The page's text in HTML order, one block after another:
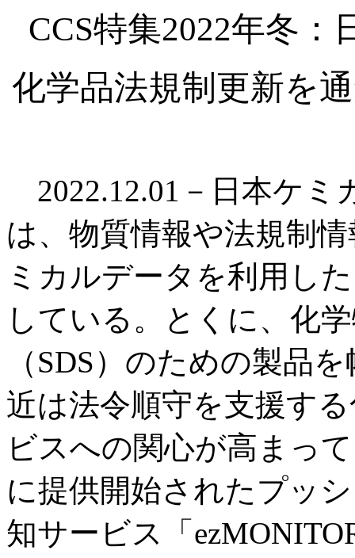
CCS特集2022年冬
化学品法規制更新を
2022.12.01－日本ケミ
は、物質情報や法規制
ミカルデータを利用し
している。とくに、化
（SDS）のための製品
近は法令順守を支援す
ビスへの関心が高まっ
に提供開始されたプッ
知サービス「